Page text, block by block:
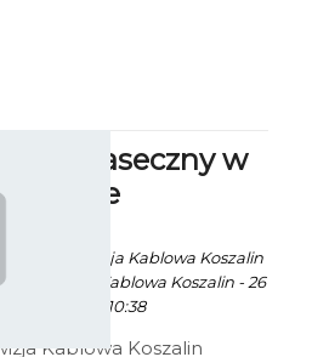
Piaseczny w
Kaczor / info.
Telewizja Kablowa Koszalin
Telewizja Kablowa Koszalin - 26
2013 godz. 10:38
Kablowa Koszalin